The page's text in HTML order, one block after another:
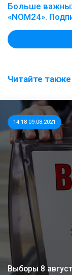
Больше
«NOM24».
Читайте также
14:18 09.08.2021
Выборы 8